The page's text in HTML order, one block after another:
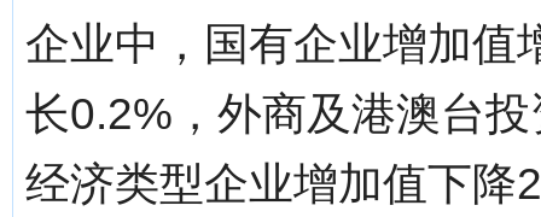
企业中，国有企业增加值
长0.2%，外商及港澳台
经济类型企业增加值下降